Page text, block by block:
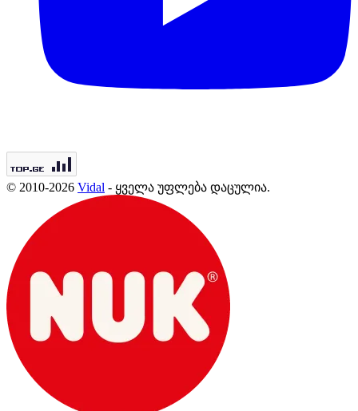
© 2010-2026 Vidal - ყველა უფლება დაცულია.